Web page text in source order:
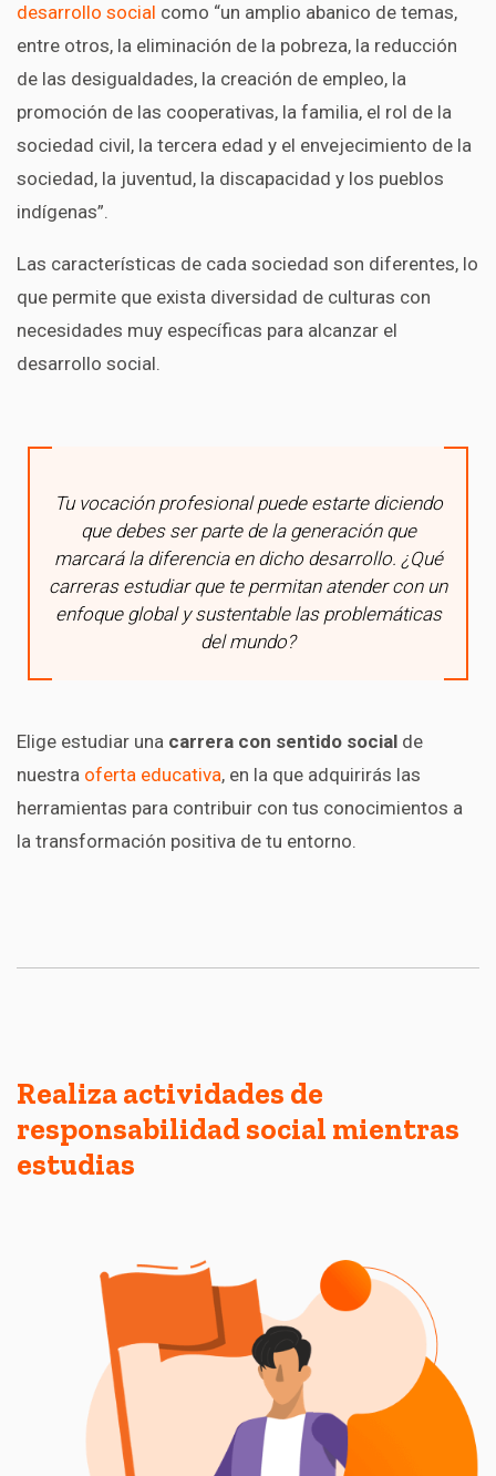
desarrollo social como “un amplio abanico de temas,
entre otros, la eliminación de la pobreza, la reducción
de las desigualdades, la creación de empleo, la
promoción de las cooperativas, la familia, el rol de la
sociedad civil, la tercera edad y el envejecimiento de la
sociedad, la juventud, la discapacidad y los pueblos
indígenas”.
Las características de cada sociedad son diferentes, lo
que permite que exista diversidad de culturas con
necesidades muy específicas para alcanzar el
desarrollo social.
Tu vocación profesional puede estarte diciendo
que debes ser parte de la generación que
marcará la diferencia en dicho desarrollo. ¿Qué
carreras estudiar que te permitan atender con un
enfoque global y sustentable las problemáticas
del mundo?
Elige estudiar una carrera con sentido social de
nuestra oferta educativa, en la que adquirirás las
herramientas para contribuir con tus conocimientos a
la transformación positiva de tu entorno.
Realiza actividades de
responsabilidad social mientras
estudias